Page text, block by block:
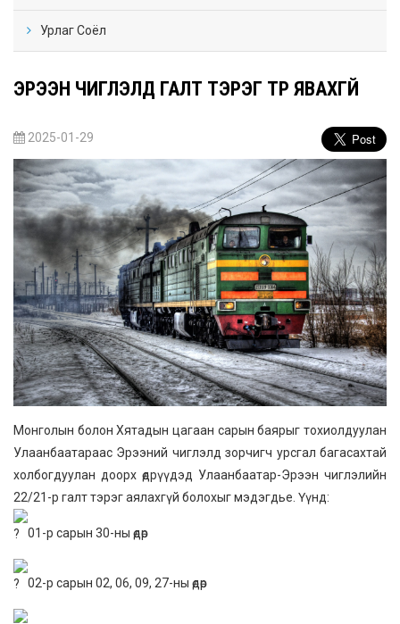
Урлаг Соёл
ЭРЭЭН ЧИГЛЭЛД ГАЛТ ТЭРЭГ ТҮР ЯВАХГҮЙ
2025-01-29
Монголын болон Хятадын цагаан сарын баярыг тохиолдуулан
Улаанбаатараас Эрээний чиглэлд зорчигч урсгал багасахтай
холбогдуулан доорх өдрүүдэд Улаанбаатар-Эрээн чиглэлийн
22/21-р галт тэрэг аялахгүй болохыг мэдэгдье. Үүнд:
01-р сарын 30-ны өдөр
02-р сарын 02, 06, 09, 27-ны өдөр